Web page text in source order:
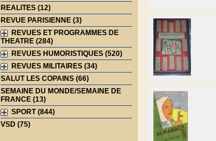
REALITES (12)
REVUE PARISIENNE (3)
REVUES ET PROGRAMMES DE
THEATRE (284)
REVUES HUMORISTIQUES (520)
REVUES MILITAIRES (34)
SALUT LES COPAINS (66)
SEMAINE DU MONDE/SEMAINE DE
FRANCE (13)
SPORT (844)
VSD (75)